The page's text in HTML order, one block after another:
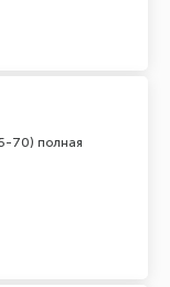
70) полная